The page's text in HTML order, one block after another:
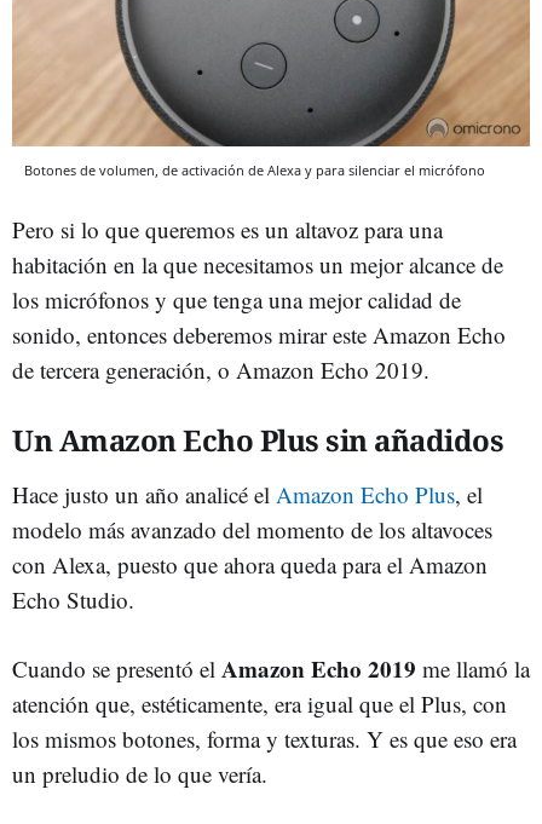
Botones de volumen, de activación de Alexa y para silenciar el micrófono
Pero si lo que queremos es un altavoz para una
habitación en la que necesitamos un mejor alcance de
los micrófonos y que tenga una mejor calidad de
sonido, entonces deberemos mirar este Amazon Echo
de tercera generación, o Amazon Echo 2019.
Un Amazon Echo Plus sin añadidos
Hace justo un año analicé el Amazon Echo Plus, el
modelo más avanzado del momento de los altavoces
con Alexa, puesto que ahora queda para el Amazon
Echo Studio.
Cuando se presentó el Amazon Echo 2019 me llamó la
atención que, estéticamente, era igual que el Plus, con
los mismos botones, forma y texturas. Y es que eso era
un preludio de lo que vería.